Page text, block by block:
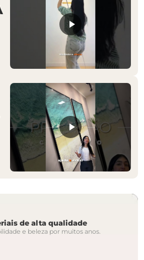
de alta qualidade
e beleza por muitos anos.